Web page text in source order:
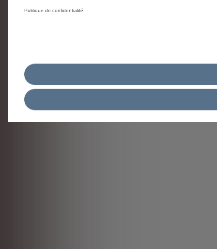
Politique de confidentialité